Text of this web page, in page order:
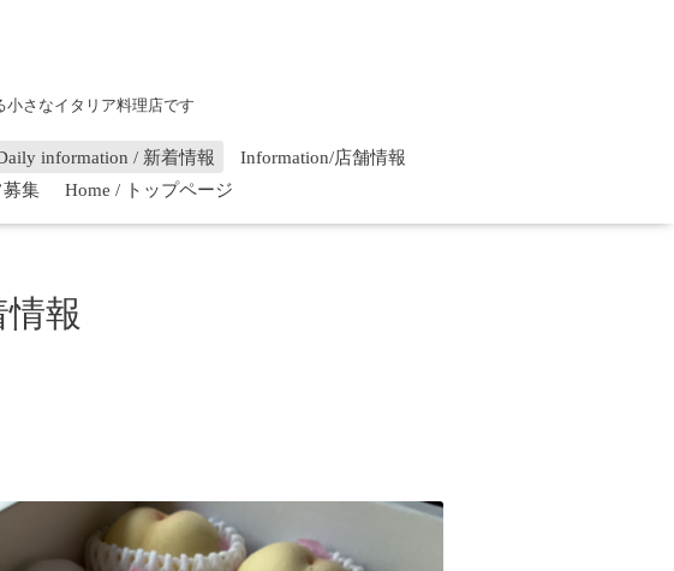
さなイタリア料理店です
information / 新着情報
Information/店舗情報
募集 Home / トップページ
情報